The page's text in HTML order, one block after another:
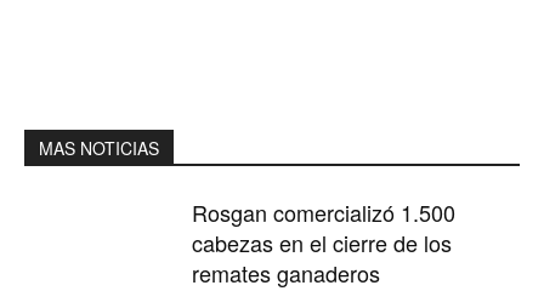
MAS NOTICIAS
Rosgan comercializó 1.500
cabezas en el cierre de los
remates ganaderos